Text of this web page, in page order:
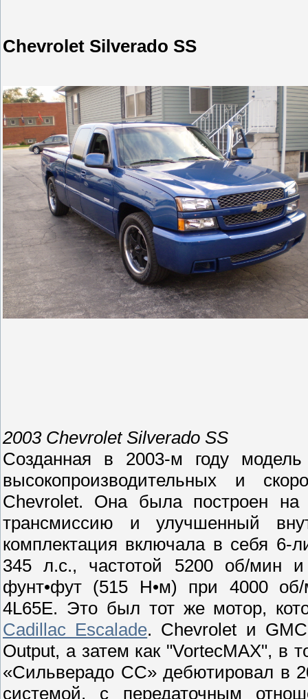
Chevrolet Silverado SS
2003 Chevrolet Silverado SS
Созданная в 2003-м году
высокопроизводительных и
Chevrolet. Она была построен
трансмиссию и улучшенный
комплектация включала в себя 6-
345 л.с., частотой 5200 об/мин
фунт•фут (515 Н•м) при 4000
4L65E. Это был тот же мотор,
Cadillac Escalade. Chevrolet и
Output, а затем как "VortecMAX", в
«Сильверадо СС» дебютировал в
системой, с передаточным